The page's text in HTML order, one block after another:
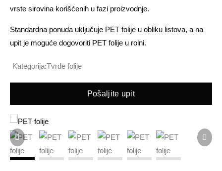
vrste sirovina korišćenih u fazi proizvodnje.
Standardna ponuda uključuje PET folije u obliku listova, a na
upit je moguće dogovoriti PET folije u rolni.
Kategorija:Tvrde folije
Pošaljite upit